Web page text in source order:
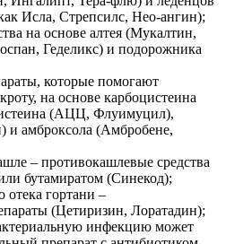
Исла, Стрепсилс, Нео-ангин);
на основе алтея (Мукалтин,
Геделикс) и подорожника
которые помогают
на основе карбоцистеина
(АЦЦ, Флуимуцил),
и амброксола (Амбробене,
– противокашлевые средства
бутамиратом (Синекод);
отека гортани –
(Цетиризин, Лоратадин);
инфекцию может